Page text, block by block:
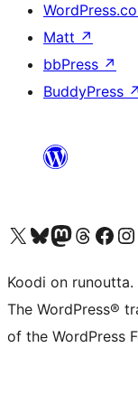
Matt ↗
bbPress ↗
BuddyPress ↗
Visit our X (formerly Twitter) account
Visit our Bluesky account
Visit our Mastodon account
Visit our Threads
Visit our Visit
Koodi on runoutta.
The WordPress®
of the WordPress